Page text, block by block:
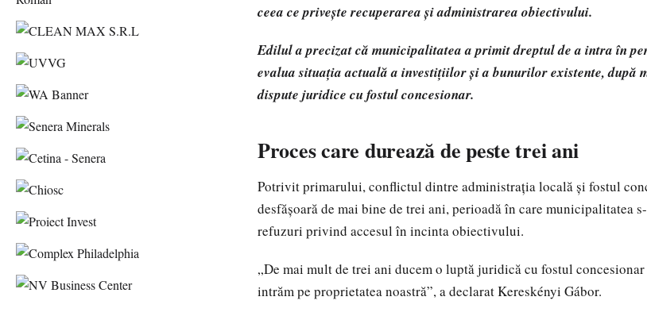
ceea ce privește recuperarea și administrarea obiectivului.
Edilul a precizat că municipalitatea a primit dreptul de a intra în
evalua situația actuală a investițiilor și a bunurilor existente, după
dispute juridice cu fostul concesionar.
Proces care durează de peste trei ani
Potrivit primarului, conflictul dintre administrația locală și fostul
desfășoară de mai bine de trei ani, perioadă în care municipalitatea
refuzuri privind accesul în incinta obiectivului.
„De mai mult de trei ani ducem o luptă juridică cu fostul
intrăm pe proprietatea noastră”, a declarat Kereskényi Gábor.